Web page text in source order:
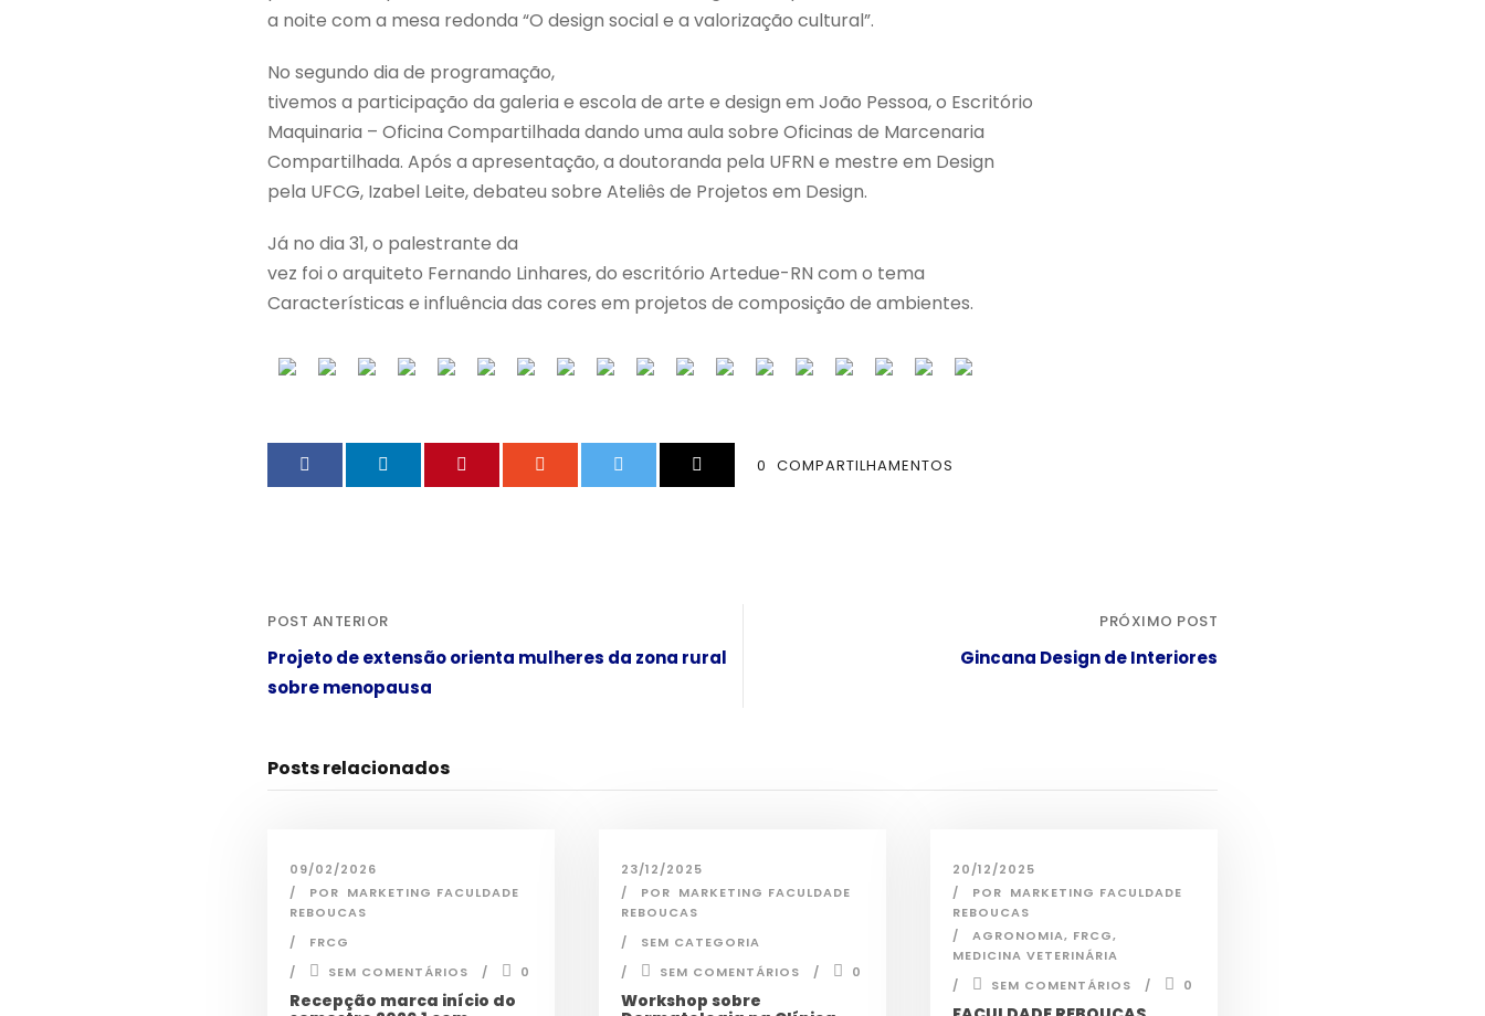
a noite com a mesa redonda “O design social e a valorização cultural”.
No segundo dia de programação,
tivemos a participação da galeria e escola de arte e design em João Pessoa, o Escritório
Maquinaria – Oficina Compartilhada dando uma aula sobre Oficinas de Marcenaria
Compartilhada. Após a apresentação, a doutoranda pela UFRN e mestre em Design
pela UFCG, Izabel Leite, debateu sobre Ateliês de Projetos em Design.
Já no dia 31, o palestrante da
vez foi o arquiteto Fernando Linhares, do escritório Artedue-RN com o tema
Características e influência das cores em projetos de composição de ambientes.
0 COMPARTILHAMENTOS
POST ANTERIOR
Projeto de extensão orienta mulheres da zona rural
sobre menopausa
PRÓXIMO POST
Gincana Design de Interiores
Posts relacionados
09/02/2026
POR MARKETING FACULDADE
REBOUCAS
FRCG
SEM COMENTÁRIOS
0
Recepção marca início do
23/12/2025
POR MARKETING FACULDADE
REBOUCAS
SEM CATEGORIA
SEM COMENTÁRIOS
0
Workshop sobre
20/12/2025
POR MARKETING FACULDADE
REBOUCAS
AGRONOMIA, FRCG,
MEDICINA VETERINÁRIA
SEM COMENTÁRIOS
0